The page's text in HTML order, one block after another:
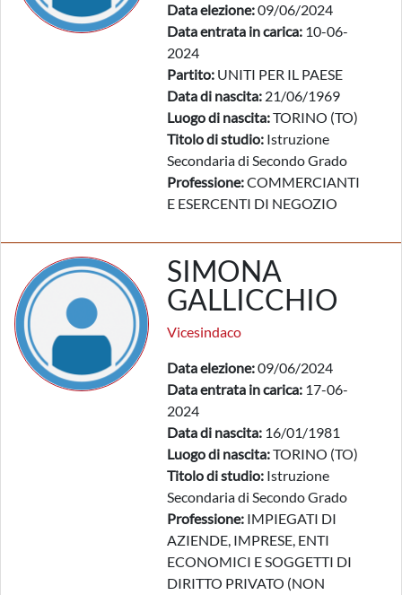
Data elezione:09/06/2024
Data entrata in carica: 10-06-
2024
Partito: UNITI PER IL PAESE
Data di nascita: 21/06/1969
Luogo di nascita:TORINO (TO)
Titolo di studio: Istruzione
Secondaria di Secondo Grado
Professione:COMMERCIANTI
E ESERCENTI DI NEGOZIO
SIMONA
GALLICCHIO
Vicesindaco
Data elezione:09/06/2024
Data entrata in carica: 17-06-
2024
Data di nascita: 16/01/1981
Luogo di nascita:TORINO (TO)
Titolo di studio: Istruzione
Secondaria di Secondo Grado
Professione: IMPIEGATI DI
AZIENDE, IMPRESE, ENTI
ECONOMICI E SOGGETTI DI
DIRITTO PRIVATO (NON